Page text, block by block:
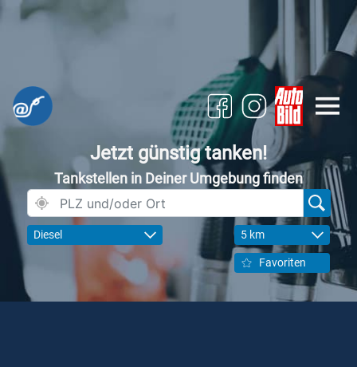
Jetzt günstig tanken!
Tankstellen in Deiner Umgebung finden
Diesel 5 km
Favoriten